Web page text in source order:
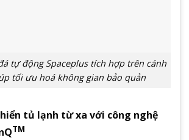
tự động Spaceplus tích hợp trên cánh
tối ưu hoá không gian bảo quản
tủ lạnh từ xa với công nghệ
TM